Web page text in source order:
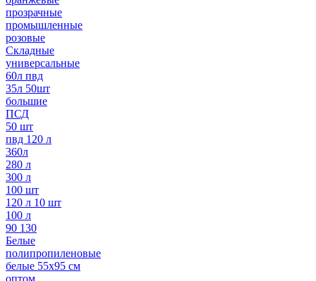
прозрачные
промышленные
розовые
Складные
универсальные
60л пвд
35л 50шт
большие
ПСД
50 шт
пвд 120 л
360л
280 л
300 л
100 шт
120 л 10 шт
100 л
90 130
Белые
полипропиленовые
белые 55х95 см
оптом